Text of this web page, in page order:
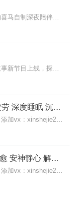
欢迎各位关注和订阅我参与创作的喜马自制深夜陪伴谈话栏目《听你说·百态人声》【听你说·百态人声】每晚直播连线真实人间故事|叶文现场互动中|人间冷暖，抱团取暖每周...
感动的、治愈的、伴你入眠的好故事新节目上线，探索现实世界的无尽魅力，追求对生活的真实记录《听见人间真相》（点击名称，直达专辑）网易人间故事集持续更新中，邀您关注...
睡前冥想：一听就困 消除疲劳 深度睡眠 沉浸体验
如果你还感到焦虑、困惑、无助，添加vx：xinshejie2018、vx公众号：宣萱心伴，与主播宣萱开启心灵交流之旅，共建温暖的精神家园！如果你喜欢我的内容，请...
正念冥想 | 减压冥想 音乐疗愈 安神静心 解郁降噪
如果你还感到焦虑、困惑、无助，添加vx：xinshejie2018、vx公众号：宣萱心伴，与主播宣萱开启心灵交流之旅，共建温暖的精神家园！如果你喜欢我的内容，请...